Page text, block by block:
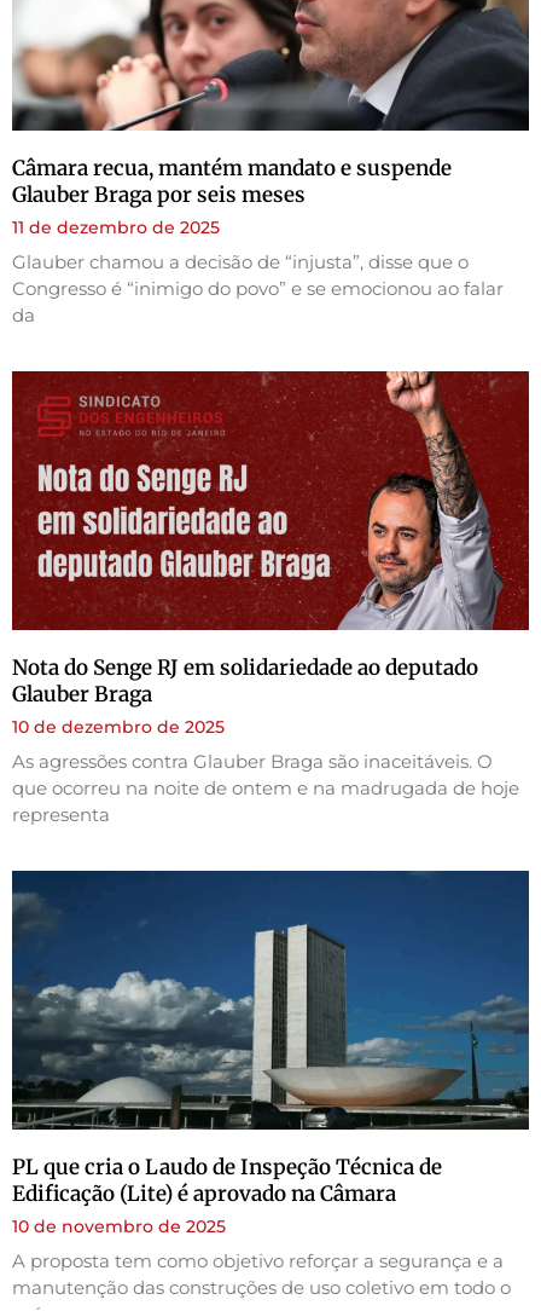
Câmara recua, mantém mandato e suspende
Glauber Braga por seis meses
11 de dezembro de 2025
Glauber chamou a decisão de “injusta”, disse que o
Congresso é “inimigo do povo” e se emocionou ao falar
da
Nota do Senge RJ em solidariedade ao deputado
Glauber Braga
10 de dezembro de 2025
As agressões contra Glauber Braga são inaceitáveis. O
que ocorreu na noite de ontem e na madrugada de hoje
representa
PL que cria o Laudo de Inspeção Técnica de
Edificação (Lite) é aprovado na Câmara
10 de novembro de 2025
A proposta tem como objetivo reforçar a segurança e a
manutenção das construções de uso coletivo em todo o